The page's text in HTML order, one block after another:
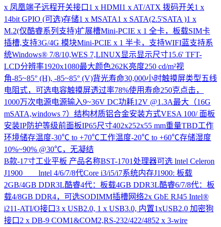
x 凤凰端子远程开关接口1 x HDMI1 x AT/ATX 拨码开关1 x
14bit GPIO (可选)存储1 x MSATA1 x SATA(2.5'SATA )1 x
M.2(仅酷睿系列支持)扩展槽Mini-PCIE x 1 全卡，板载SIM卡
插槽,支持3G/4G 模块Mini-PCIE x 1 半卡，支持WIFI蓝支持系
统Windows® 7/8/10,WES 7,LINUX显示显示尺寸15.6' TFT-
LCD分辨率1920x1080最大颜色262K亮度250 cd/m²视
角-85~85° (H), -85~85° (V)背光寿命30,000小时触摸屏类型五线
电阻式，可选电容触摸屏透过率78%使用寿命250克点击，
1000万次电源电源输入9~36V DC功耗12V @1.3A最大（16G
mSATA,windows 7）结构材质铝合金安装方式VESA 100/ 面板
安装IP防护等级前面板IP65尺寸402x252x55 mm重量TBD工作
环境储存温度-30℃ to +70℃工作温度-20℃ to +60℃存储湿度
10%~90% @30℃，无凝结
B款-17寸工业平板 产品名称BST-1701处理器可选 lntel Celeron
J1900 lntel 4/6/7/8代Core i3/i5/i7系统内存J1900: 板载
2GB/4GB DDR3L酷睿4代：板载4GB DDR3L酷睿6/7/8代：板
载4/8GB DDR4，可选SODIMM插槽网络2x GbE RJ45 Intel®
i211-ATI/O接口3 x USB2.0, 1 x USB3.0, 内置1xUSB2.0 加密狗
接口2 x DB-9 COM1&COM2,RS-232/422/4852 x 3-wire